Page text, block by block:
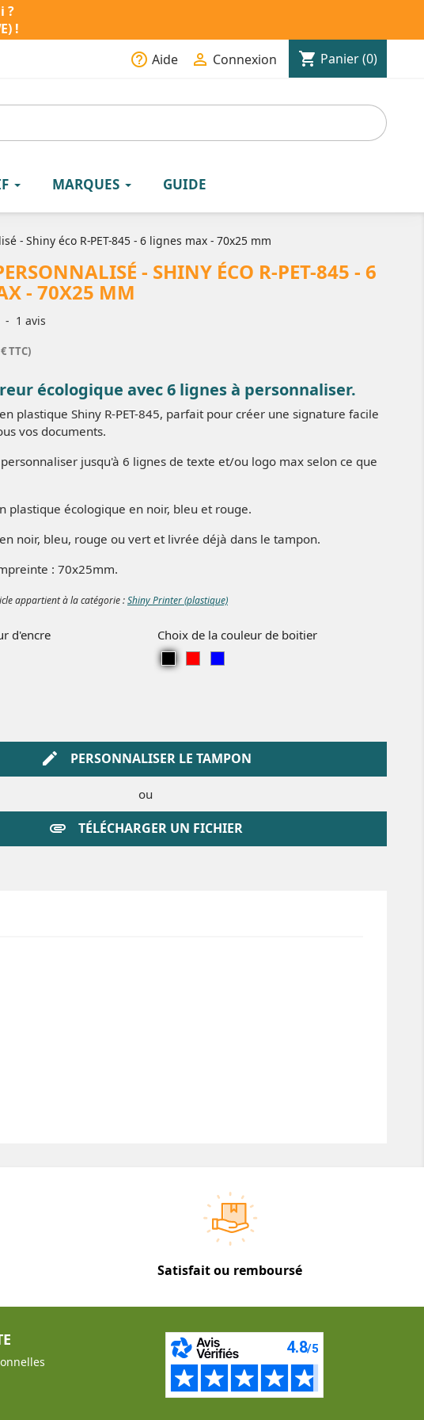
?
!
help_outline Aide  Connexion shopping_cart Panier(0)
MARQUES GUIDE
- Shiny éco R-PET-845 - 6 lignes max - 70x25 mm
- SHINY ÉCO R-PET-845 - 6
- 70X25 MM
- 1 avis
TTC)
écologique avec 6 lignes à personnaliser.
plastique Shiny R-PET-845, parfait pour créer une signature facile
vos documents.
jusqu'à 6 lignes de texte et/ou logo max selon ce que
plastique écologique en noir, bleu et rouge.
noir, bleu, rouge ou vert et livrée déjà dans le tampon.
: 70x25mm.
appartient à la catégorie :Shiny Printer (plastique)
d'encre Choix de la couleur de boitier
Noir
edit PERSONNALISER LE TAMPON
ou
attachment TÉLÉCHARGER UN FICHIER
Satisfait ou remboursé